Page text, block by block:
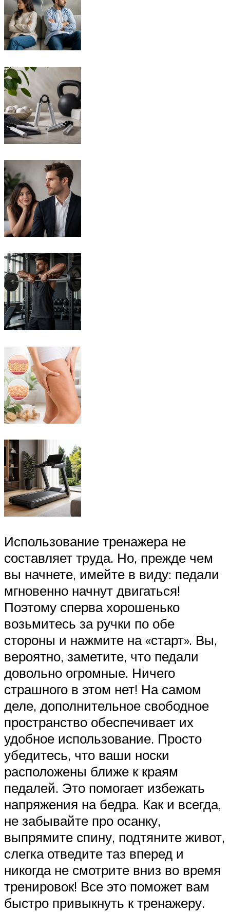
Использование тренажера не
составляет труда. Но, прежде чем
вы начнете, имейте в виду: педали
мгновенно начнут двигаться!
Поэтому сперва хорошенько
возьмитесь за ручки по обе
стороны и нажмите на «старт». Вы,
вероятно, заметите, что педали
довольно огромные. Ничего
страшного в этом нет! На самом
деле, дополнительное свободное
пространство обеспечивает их
удобное использование. Просто
убедитесь, что ваши носки
расположены ближе к краям
педалей. Это помогает избежать
напряжения на бедра. Как и всегда,
не забывайте про осанку,
выпрямите спину, подтяните живот,
слегка отведите таз вперед и
никогда не смотрите вниз во время
тренировок! Все это поможет вам
быстро привыкнуть к тренажеру.